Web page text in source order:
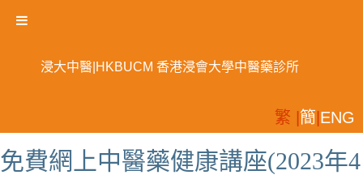
免費網上中醫藥健康講座(2023年4
浸大中醫|HKBUCM 香港浸會大學中醫藥診所
繁 | 簡 ENG